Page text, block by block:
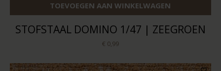
TOEVOEGEN AAN WINKELWAGEN
STOFSTAAL DOMINO 1/47 | ZEEGROEN
€ 0,99